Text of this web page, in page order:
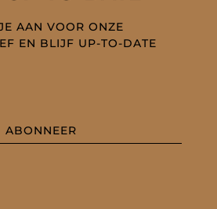
AAN VOOR ONZE
EN BLIJF UP-TO-DATE
ABONNEER